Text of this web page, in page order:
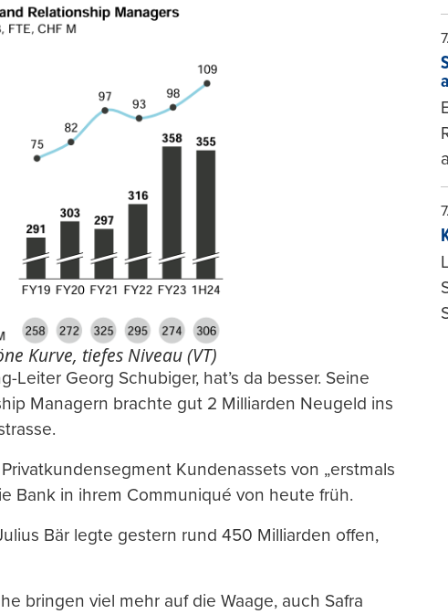
Kurve, tiefes Niveau (VT)
Leiter Georg Schubiger, hat’s da besser. Seine
Managern brachte gut 2 Milliarden Neugeld ins
Kundenassets von „erstmals
Bank in ihrem Communiqué von heute früh.
Bär legte gestern rund 450 Milliarden offen,
bringen viel mehr auf die Waage, auch Safra